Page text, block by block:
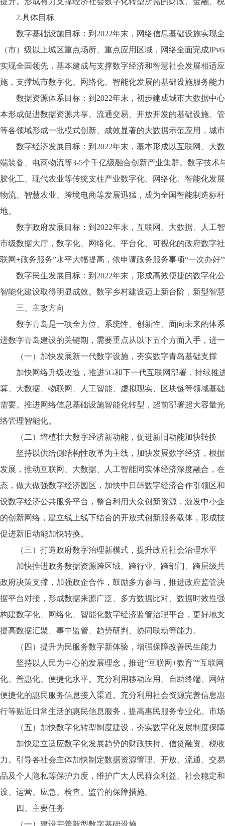
2.具体目标
数字基础设施目标：到2022年末，网络信息基础设施实现
（市）级以上城区重点场所、重点应用区域，网络全面完成
实现全国领先，基本建成与支撑数字经济和智慧社会发展相适
施，支撑城市数字化、网络化、智能化发展的基础设施服务能
数据资源体系目标：到2022年末，初步建成城市大数据中
本形成促进数据资源共享、流通交易、开放开发的基础设施、
等各领域形成一批模式创新、成效显著的大数据示范应用，城
数字经济发展目标：到2022年末，基本形成以互联网、大
端装备、电商物流等3-5个千亿级融合创新产业集群。数字技
胶化工、现代农业等传统支柱产业数字化、网络化、智能化发
物流、智慧农业、跨境电商等发展迅猛，成为全国智能制造标
地。
数字政府发展目标：到2022年末，互联网、大数据、人工
市级数据大厅，数字化、网络化、平台化、可视化的政府数字
联网+政务服务”水平大幅提高，依申请政务服务事项“一次办好
数字民生发展目标：到2022年末，形成高效便捷的数字化
智能化建设取得明显成效。数字乡村建设迈上新台阶，新型智
三、主攻方向
数字青岛是一项全方位、系统性、创新性、面向未来的体系
进数字青岛建设的关键期，需要重点从以下五个方面入手，进
（一）加快发展新一代数字设施，夯实数字青岛基础支撑
加快网络升级改造，推进5G和下一代互联网部署，持续推
算、大数据、物联网、人工智能、虚拟现实、区块链等领域基
需要。推进网络信息基础设施智能化转型，超前部署超大容量
络管理智能化。
（二）培植壮大数字经济新动能，促进新旧动能加快转换
坚持以供给侧结构性改革为主线，加快发展数字经济，根据
发展，推动互联网、大数据、人工智能同实体经济深度融合，
态，做大做强数字经济园区，加快中日韩数字经济合作引领区
设数字经济公共服务平台，整合利用大众创新资源，激发中小
的创新网络，建立线上线下结合的开放式创新服务载体，形成
促进新旧动能加快转换。
（三）打造政府数字治理新模式，提升政府社会治理水平
加快推进政务数据资源跨区域、跨行业、跨部门、跨层级共
政府决策支撑，加强政企合作，鼓励多方参与，推进政府监管
据平台对接，形成数据来源广泛、多方数据比对、数据时效性
构建数字化、网络化、智能化数字经济监管治理平台，更好地
提高数据汇聚、事中监管、趋势研判、协同联动等能力。
（四）提升为民服务数字新体验，增强保障改善民生能力
坚持以人民为中心的发展理念，推进“互联网+教育”“互联网
化、普惠化、便捷化水平。充分利用移动应用、自助终端、网
便捷化的惠民服务信息接入渠道。充分利用社会资源完善信息
行等贴近日常生活的惠民信息服务，提高惠民服务专业化、市
（五）加快数字化转型制度建设，夯实数字化发展制度保障
加快建立适应数字化发展趋势的财政扶持、信贷融资、税收
力。引导各社会主体加快制定数据资源管理、开放、流通、交
品及个人隐私等保护力度，维护广大人民群众利益、社会稳定
设、运营、应急、检查、监管的保障措施。
四、主要任务
（一）建设完善新型数字基础设施